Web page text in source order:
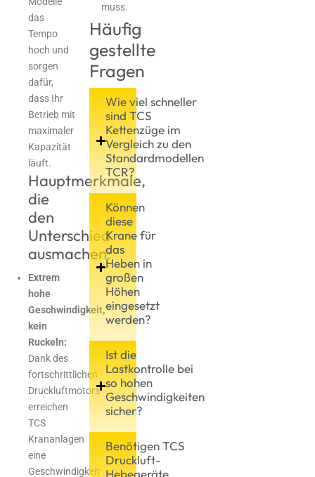
das
Tempo
hoch und
sorgen
dafür,
dass Ihr
Betrieb mit
maximaler
Kapazität
läuft.
Hauptmerkmale,
die
den
Unterschied
ausmachen:
Extrem
hohe
Geschwindigkeit,
kein
Ruckeln:
Dank des
fortschrittlichen
Druckluftmotors
erreichen
TCS
Krananlagen
eine
Geschwindigkeit
muss.
Häufig
gestellte
Fragen
Wie viel schneller
sind TCS
Kettenzüge im
Vergleich zu den
Standardmodellen
TCR?
Können
diese
Krane für
das
Heben in
großen
Höhen
eingesetzt
werden?
Ist die
Lastkontrolle bei
so hohen
Geschwindigkeiten
sicher?
Benötigen TCS
Druckluft-
Hebegeräte